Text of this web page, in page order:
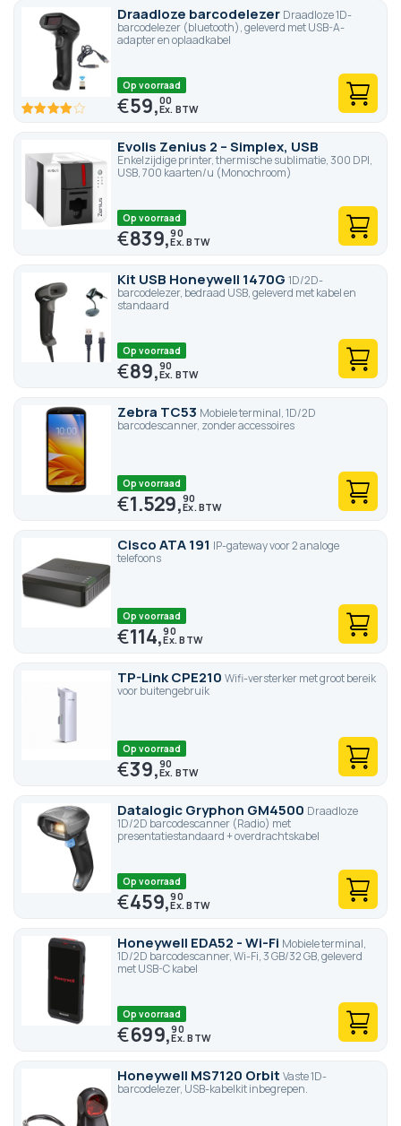
Draadloze barcodelezer Draadloze 1D-
barcodelezer (bluetooth), geleverd met USB-A-
adapter en oplaadkabel
80 100
Op voorraad
€59,00
Evolis Zenius 2 – Simplex, USB
Enkelzijdige printer, thermische sublimatie, 300 DPI,
USB, 700 kaarten/u (Monochroom)
Op voorraad
€839,90
Kit USB Honeywell 1470G 1D/2D-
barcodelezer, bedraad USB, geleverd met kabel en
standaard
Op voorraad
€89,90
Zebra TC53 Mobiele terminal, 1D/2D
barcodescanner, zonder accessoires
Op voorraad
€1.529,90
Cisco ATA 191 IP-gateway voor 2 analoge
telefoons
Op voorraad
€114,90
TP-Link CPE210 Wifi-versterker met groot bereik
voor buitengebruik
Op voorraad
€39,90
Datalogic Gryphon GM4500 Draadloze
1D/2D barcodescanner (Radio) met
presentatiestandaard + overdrachtskabel
Op voorraad
€459,90
Honeywell EDA52 - Wi-Fi Mobiele terminal,
1D/2D barcodescanner, Wi-Fi, 3 GB/32 GB, geleverd
met USB-C kabel
Op voorraad
€699,90
Honeywell MS7120 Orbit Vaste 1D-
barcodelezer, USB-kabelkit inbegrepen.